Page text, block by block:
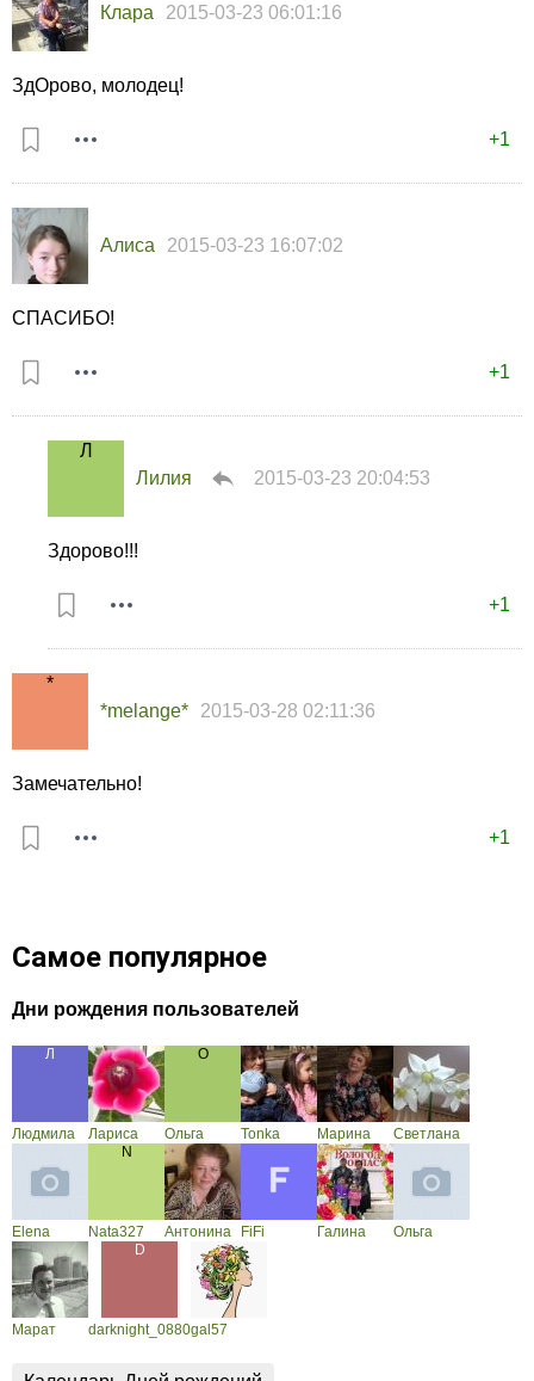
Клара 2015-03-23 06:01:16
+1
ЗдОрово, молодец!
Алиса 2015-03-23 16:07:02
+1
СПАСИБО!
Лилия 2015-03-23 20:04:53
+1
Здорово!!!
*melange* 2015-03-28 02:11:36
+1
Замечательно!
Самое популярное
Дни рождения пользователей
Людмила Лариса Ольга Tonka Марина Светлана
Elena Nata327 Антонина FiFi Галина Ольга
Марат darknight_0880gal57